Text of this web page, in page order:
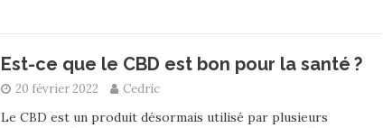
Est-ce que le CBD est bon pour la santé ?
20 février 2022 Cedric
Le CBD est un produit désormais utilisé par plusieurs